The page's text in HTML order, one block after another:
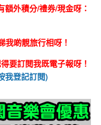
外積分/禮券/現金呀：
我啲靚旅行相呀！
要訂閱我既電子報呀！
我登記訂閱)